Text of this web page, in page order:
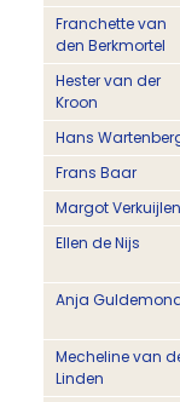
Franchette van
den Berkmortel
Hester van der
Kroon
Hans
Frans Baar
Margot Verkuijlen
Ellen de Nijs
Anja
Mecheline van
Linden